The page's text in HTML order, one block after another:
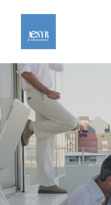
contenido